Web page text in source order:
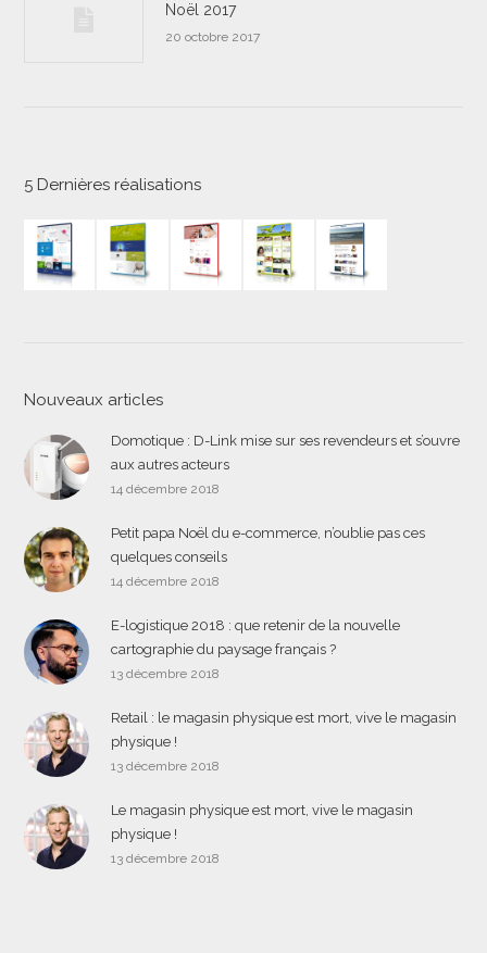
Noël 2017
20 octobre 2017
5 Dernières réalisations
Nouveaux articles
Domotique : D-Link mise sur ses revendeurs et s’ouvre
aux autres acteurs
14 décembre 2018
Petit papa Noël du e-commerce, n’oublie pas ces
quelques conseils
14 décembre 2018
E-logistique 2018 : que retenir de la nouvelle
cartographie du paysage français ?
13 décembre 2018
Retail : le magasin physique est mort, vive le magasin
physique !
13 décembre 2018
Le magasin physique est mort, vive le magasin
physique !
13 décembre 2018